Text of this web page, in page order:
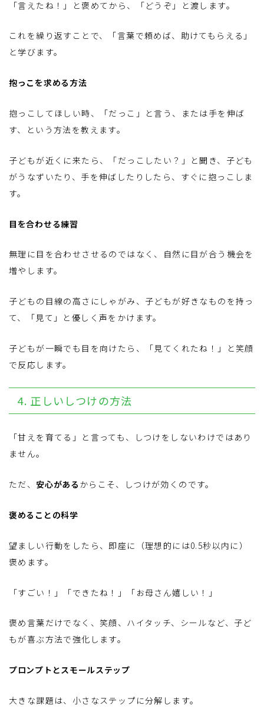
「言えたね！」と褒めてから、「どうぞ」と渡します。
これを繰り返すことで、「言葉で頼めば、助けてもらえる」
と学びます。
抱っこを求める方法
抱っこしてほしい時、「だっこ」と言う、または手を伸ば
す、という方法を教えます。
子どもが近くに来たら、「だっこしたい？」と聞き、子ども
がうなずいたり、手を伸ばしたりしたら、すぐに抱っこしま
す。
目を合わせる練習
無理に目を合わせさせるのではなく、自然に目が合う機会を
増やします。
子どもの目線の高さにしゃがみ、子どもが好きなものを持っ
て、「見て」と優しく声をかけます。
子どもが一瞬でも目を向けたら、「見てくれたね！」と笑顔
で反応します。
4. 正しいしつけの方法
「甘えを育てる」と言っても、しつけをしないわけではあり
ません。
ただ、 安心がある からこそ、しつけが効くのです。
褒めることの科学
望ましい行動をしたら、即座に（理想的には0.5秒以内に）
褒めます。
「すごい！」「できたね！」「お母さん嬉しい！」
褒め言葉だけでなく、笑顔、ハイタッチ、シールなど、子ど
もが喜ぶ方法で強化します。
プロンプトとスモールステップ
大きな課題は、小さなステップに分解します。